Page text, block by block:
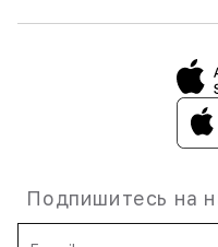
Подпишитесь на